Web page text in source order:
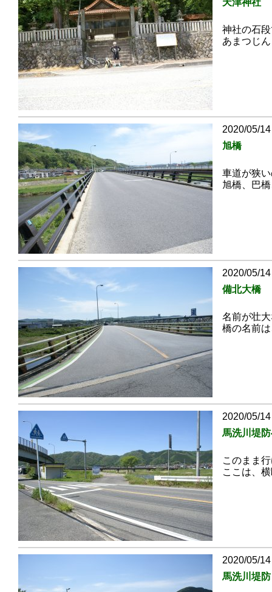
天津神社
神社の石
あまつじ
2020/05/
旭橋
車道が狭
旭橋、巴
2020/05/
備北大橋
名前が壮
橋の名前
2020/05/
馬洗川堤
このまま
ここは、
2020/05/
馬洗川堤防